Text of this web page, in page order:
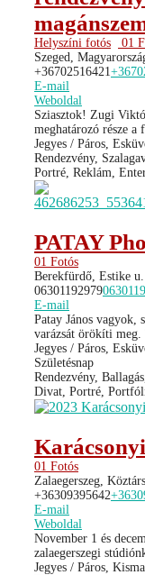
Helyszíni fotós
01
Szeged,
+36702516421
E-mail
Weboldal
Sziasztok! Zugi
meghatározó része a
Jegyes / Páros,
Rendezvény,
Portré, Reklám,
PATAY
01 Fotós
Berekfürdő, Estike
06301192979
E-mail
Patay János vagyok,
varázsát örökíti meg.
Jegyes / Páros,
Születésnap
Rendezvény,
Divat, Portré,
01 Fotós
Zalaegerszeg,
+36309395642
E-mail
Weboldal
November 1 és
zalaegerszegi
Jegyes / Páros,